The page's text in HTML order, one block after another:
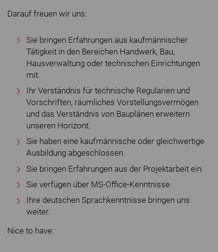
Darauf freuen wir uns:
Sie bringen Erfahrungen aus kaufmännischer
Tätigkeit in den Bereichen Handwerk, Bau,
Hausverwaltung oder technischen Einrichtungen
mit.
Ihr Verständnis für technische Regularien und
Vorschriften, räumliches Vorstellungsvermögen
und das Verständnis von Bauplänen erweitern
unseren Horizont.
Sie haben eine kaufmännische oder gleichwertige
Ausbildung abgeschlossen.
Sie bringen Erfahrungen aus der Projektarbeit ein.
Sie verfügen über MS-Office-Kenntnisse.
Ihre deutschen Sprachkenntnisse bringen uns
weiter.
Nice to have: